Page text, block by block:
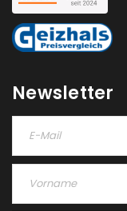
deine E-Mail-
NEWSLETTER
Please select
us
Ich stimme zu
Newsletter